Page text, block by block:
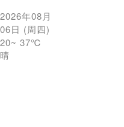
2026年08月
06日 (周四)
20~ 37℃
晴